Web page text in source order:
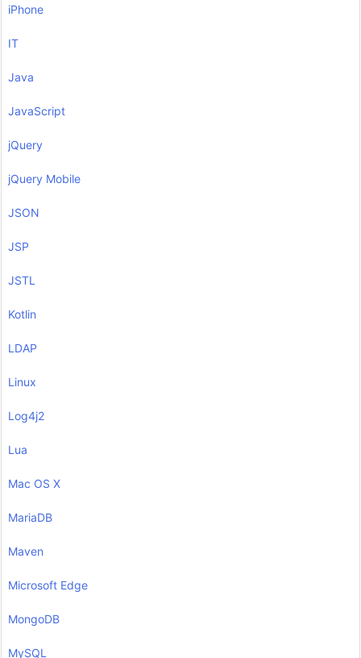
iPhone
IT
Java
JavaScript
jQuery
jQuery Mobile
JSON
JSP
JSTL
Kotlin
LDAP
Linux
Log4j2
Lua
Mac OS X
MariaDB
Maven
Microsoft Edge
MongoDB
MySQL